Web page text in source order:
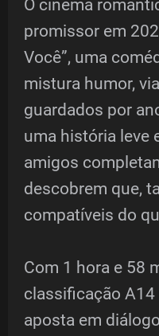
O cinema
promissor em
Você”, uma
mistura humor,
guardados por
uma história leve
amigos
descobrem que,
compatíveis do
Com 1 hora e 58
classificação A14
aposta em